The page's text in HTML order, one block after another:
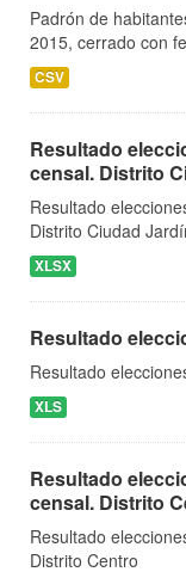
Padrón de
2015, cerrado con
CSV
Resultado
censal. Distrito
Resultado
Distrito Ciudad
XLSX
Resultado
Resultado
XLS
Resultado
censal. Distrito
Resultado
Distrito Centro